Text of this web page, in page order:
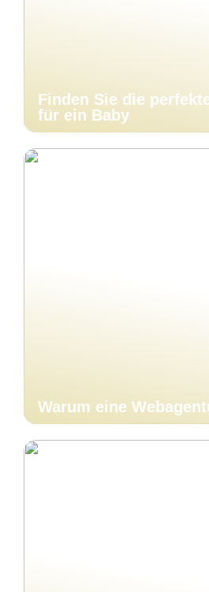
Finden Sie die
für ein Baby
Warum eine